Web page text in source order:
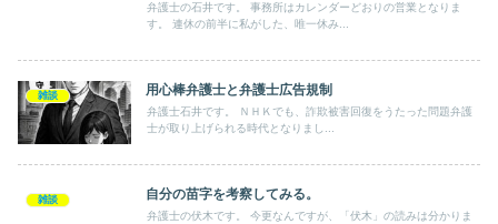
弁護士の石井です。 事務所はカレンダーどおりの営業となりま
す。 連休の前半に私がした、唯一休み...
雑談 用心棒弁護士と弁護士広告規制
弁護士石井です。 ＮＨＫでも、詐欺被害回復をうたった問題弁護
士が取り上げられる時代となりまし...
雑談 自分の苗字を考察してみる。
弁護士の伏木です。 今更なんですが、「伏木」の読みは分かりま